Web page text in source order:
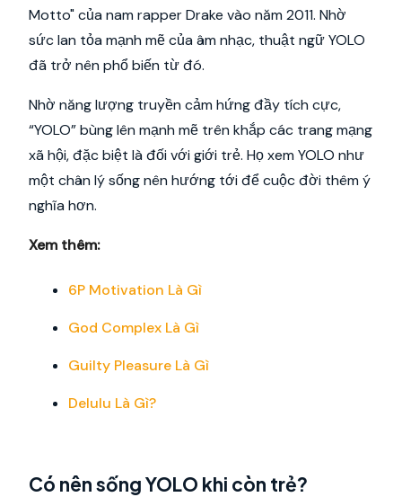
Motto" của nam rapper Drake vào năm 2011. Nhờ
sức lan tỏa mạnh mẽ của âm nhạc, thuật ngữ YOLO
đã trở nên phổ biến từ đó.
Nhờ năng lượng truyền cảm hứng đầy tích cực,
“YOLO” bùng lên mạnh mẽ trên khắp các trang mạng
xã hội, đặc biệt là đối với giới trẻ. Họ xem YOLO như
một chân lý sống nên hướng tới để cuộc đời thêm ý
nghĩa hơn.
Xem thêm:
6P Motivation Là Gì
God Complex Là Gì
Guilty Pleasure Là Gì
Delulu Là Gì?
Có nên sống YOLO khi còn trẻ?